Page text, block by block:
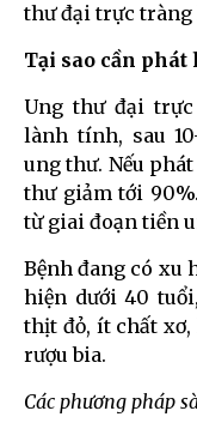
thư đại trực tràng
Tại sao cần phát
Ung thư đại
lành tính, sau
ung thư. Nếu
thư giảm tới
từ giai đoạn tiền
Bệnh đang có xu
hiện dưới 40
thịt đỏ, ít chất xơ,
rượu bia.
Các phương pháp